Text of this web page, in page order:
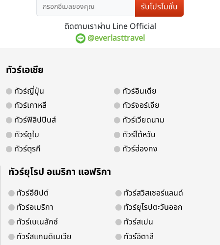
ทัวร์มองโกเลียใน สงกรานต์ 2569 ทุ่
พุคังปาสือ ขี่อฐชมทะเลทราย อุทยานหุ
คืน (พักโรงแรม ระดับ 4 ดาว)
ระยะเวลา
6 วัน 5 คืน
โรงแรม สายการบิน
ไฮไลท์Day 1: ท่าอากาศยานนานาชาติสุวรรณภูมิ – สนามบินนานาชาติออ
รับโปรโมชั่น
ติดตามเราผ่าน Line Official
@everlasttravel
ทัวร์เอเชีย
ทัวร์ญี่ปุ่น
ทัวร์เกาหลี
ทัวร์ฟิลิปปินส์
ทัวร์ดูไบ
ทัวร์ตุรกี
ทัวร์อินเดีย
ทัวร์จอร์เจีย
ทัวร์เวียดนาม
ทัวร์ไต้หวัน
ทัวร์ฮ่องกง
ทัวร์ยุโรป อเมริกา แอฟริกา
ทัวร์อียิปต์
ทัวร์อเมริกา
ทัวร์เบเนลักซ์
ทัวร์สแกนดิเนเวีย
ทัวร์สวิสเซอร์แลนด์
ทัวร์ยุโรปตะวันออก
ทัวร์สเปน
ทัวร์อิตาลี